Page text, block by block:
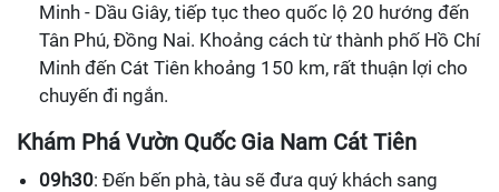
Minh - Dầu Giây, tiếp tục theo quốc lộ 20 hướng đến
Tân Phú, Đồng Nai. Khoảng cách từ thành phố Hồ Chí
Minh đến Cát Tiên khoảng 150 km, rất thuận lợi cho
chuyến đi ngắn.
Khám Phá Vườn Quốc Gia Nam Cát Tiên
09h30: Đến bến phà, tàu sẽ đưa quý khách sang